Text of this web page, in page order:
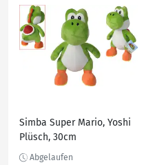
Simba Super Mario, Yoshi
Plüsch, 30cm